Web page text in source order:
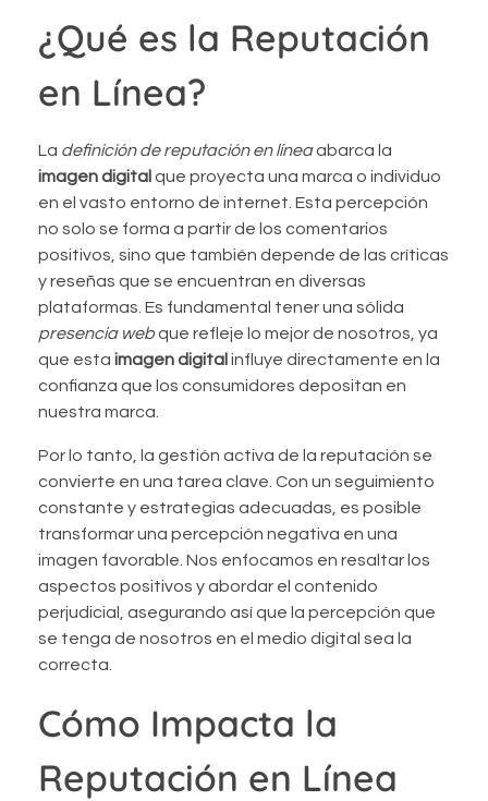
¿Qué es la Reputación
en Línea?
La definición de reputación en líneaabarca la
imagen digital que proyecta una marca o individuo
en el vasto entorno de internet. Esta percepción
no solo se forma a partir de los comentarios
positivos, sino que también depende de las críticas
y reseñas que se encuentran en diversas
plataformas. Es fundamental tener una sólida
presencia webque refleje lo mejor de nosotros, ya
que esta imagen digital influye directamente en la
confianza que los consumidores depositan en
nuestra marca.
Por lo tanto, la gestión activa de la reputación se
convierte en una tarea clave. Con un seguimiento
constante y estrategias adecuadas, es posible
transformar una percepción negativa en una
imagen favorable. Nos enfocamos en resaltar los
aspectos positivos y abordar el contenido
perjudicial, asegurando así que la percepción que
se tenga de nosotros en el medio digital sea la
correcta.
Cómo Impacta la
Reputación en Línea